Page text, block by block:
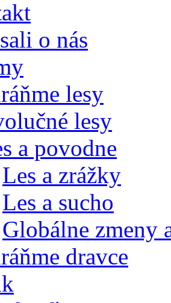
o nás
lesy
lesy
a povodne
Les a zrážky
Les a sucho
Globálne zmeny
dravce